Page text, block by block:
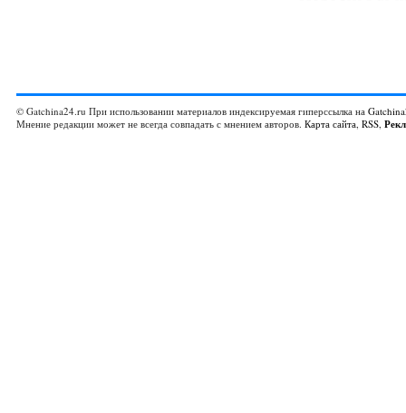
© Gatchina24.ru При использовании материалов индексируемая гиперссылка на
Мнение редакции может не всегда совпадать с мнением авторов. Карта сайта, RSS,